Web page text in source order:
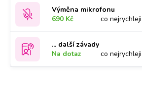
Výměna mikrofonu
690 Kč
co nejrychleji
... další závady
Na dotaz
co nejrychleji